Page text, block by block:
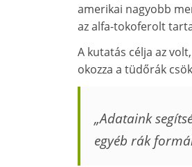
amerikai nagyobb
az alfa-tokoferolt
A kutatás célja az
okozza a tüdőrák
„Adataink
egyéb rák